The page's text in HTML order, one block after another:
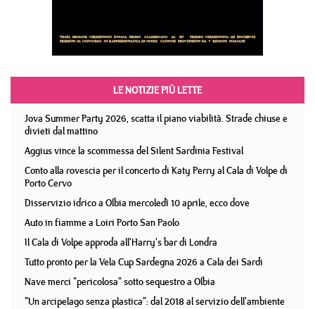
LE NOTIZIE PIÙ LETTE
Jova Summer Party 2026, scatta il piano viabilità. Strade chiuse e
divieti dal mattino
Aggius vince la scommessa del Silent Sardinia Festival
Conto alla rovescia per il concerto di Katy Perry al Cala di Volpe di
Porto Cervo
Disservizio idrico a Olbia mercoledì 10 aprile, ecco dove
Auto in fiamme a Loiri Porto San Paolo
Il Cala di Volpe approda all'Harry's bar di Londra
Tutto pronto per la Vela Cup Sardegna 2026 a Cala dei Sardi
Nave merci "pericolosa" sotto sequestro a Olbia
"Un arcipelago senza plastica": dal 2018 al servizio dell'ambiente